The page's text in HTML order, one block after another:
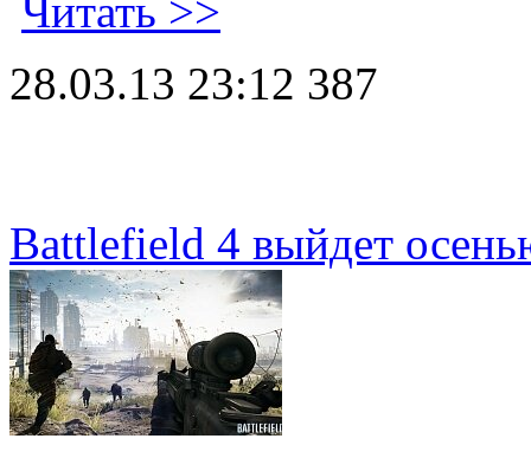
Читать >>
28.03.13 23:12 387
Battlefield 4 выйдет